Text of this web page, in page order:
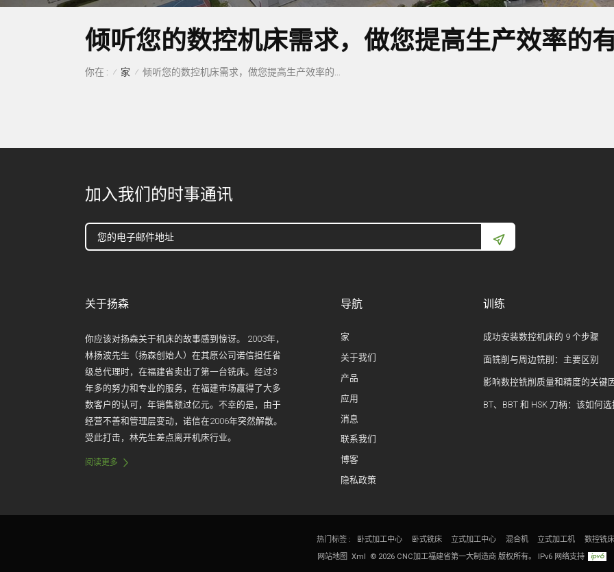
倾听您的数控机床需求，做您提高生产效率的
你在 : / 家 / 倾听您的数控机床需求，做您提高生产效率的有力伙伴
加入我们的时事通讯
关于扬森
你应该对扬森关于机床的故事感到惊讶。 2003年，
林扬波先生（扬森创始人）在其原公司诺信担任省
级总代理时，在福建省卖出了第一台铣床。经过3
年多的努力和专业的服务，在福建市场赢得了大多
数客户的认可，年销售额过亿元。不幸的是，由于
经营不善和管理层变动，诺信在2006年突然解散。
受此打击，林先生差点离开机床行业。
阅读更多
导航
家
关于我们
产品
应用
消息
联系我们
博客
隐私政策
训练
成功安装数控机床的 9 个步骤
面铣削与周边铣削：主要区别
影响数控铣削质量和精度的关键
BT、BBT 和 HSK 刀柄：该如何
热门标签 : 卧式加工中心 卧式铣床 立式加工中心 混合机 立式加工机
数控铣床
网站地图
Xml © 2026 CNC加工福建省第一大制造商 版权所有。 IPv6 网络支持